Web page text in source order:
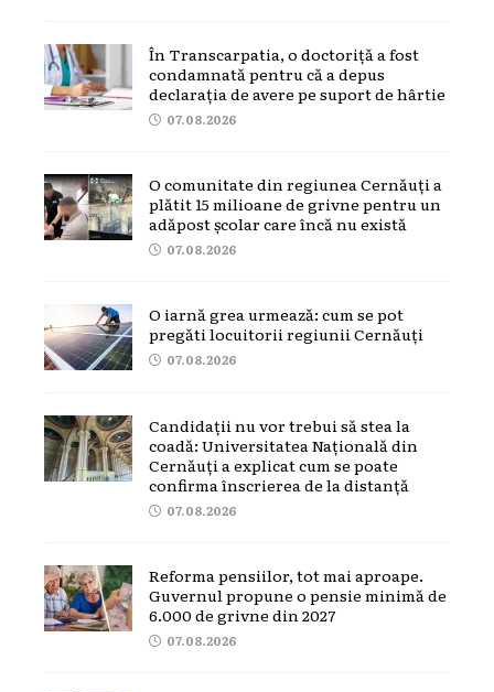
În Transcarpatia, o doctoriță a fost
condamnată pentru că a depus
declarația de avere pe suport de hârtie
07.08.2026
O comunitate din regiunea Cernăuți a
plătit 15 milioane de grivne pentru un
adăpost școlar care încă nu există
07.08.2026
O iarnă grea urmează: cum se pot
pregăti locuitorii regiunii Cernăuți
07.08.2026
Candidații nu vor trebui să stea la
coadă: Universitatea Națională din
Cernăuți a explicat cum se poate
confirma înscrierea de la distanță
07.08.2026
Reforma pensiilor, tot mai aproape.
Guvernul propune o pensie minimă de
6.000 de grivne din 2027
07.08.2026